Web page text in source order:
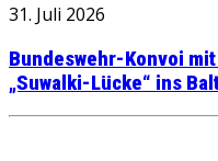
31. Juli 2026
Bundeswehr-Konvoi
„Suwalki-Lücke“ ins